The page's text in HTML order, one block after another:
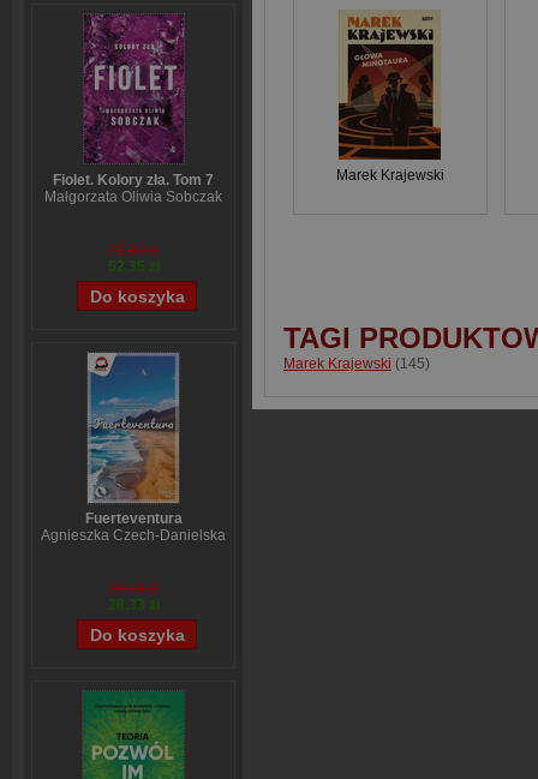
Fiolet. Kolory zła. Tom 7
Małgorzata Oliwia Sobczak
65,19 zł
52,35 zł
Fuerteventura
Agnieszka Czech-Danielska
38,44 zł
28,33 zł
Marek Krajewski
TAGI
Marek Krajewski (145)